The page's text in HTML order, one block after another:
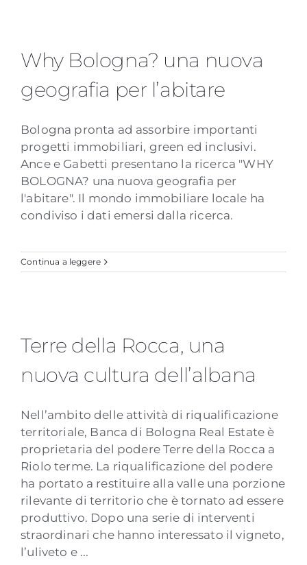
geografia per l’abitare
Why Bologna? una nuova
geografia per l’abitare
Bologna pronta ad assorbire importanti
progetti immobiliari, green ed inclusivi.
Ance e Gabetti presentano la ricerca "WHY
BOLOGNA? una nuova geografia per
l'abitare". Il mondo immobiliare locale ha
condiviso i dati emersi dalla ricerca.
Continua a leggere
cultura dell’albana
Terre della Rocca, una
nuova cultura dell’albana
Nell’ambito delle attività di riqualificazione
territoriale, Banca di Bologna Real Estate è
proprietaria del podere Terre della Rocca a
Riolo terme. La riqualificazione del podere
ha portato a restituire alla valle una porzione
rilevante di territorio che è tornato ad essere
produttivo. Dopo una serie di interventi
straordinari che hanno interessato il vigneto,
l’uliveto e ...